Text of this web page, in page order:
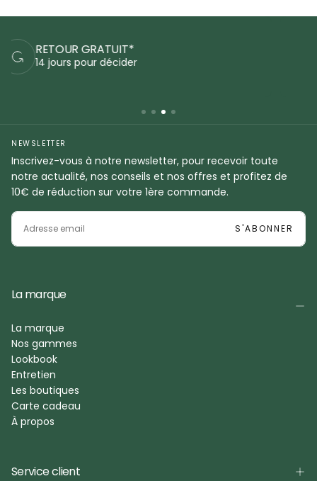
PAIEMENTS SÉCURISÉS
Commandez en sécurité
NEWSLETTER
Inscrivez-vous à notre newsletter, pour recevoir toute
notre actualité, nos conseils et nos offres et profitez de
10€ de réduction sur votre 1ère commande.
EMAIL
S'ABONNER
La marque
La marque
Nos gammes
Lookbook
Entretien
Les boutiques
Carte cadeau
À propos
Service client